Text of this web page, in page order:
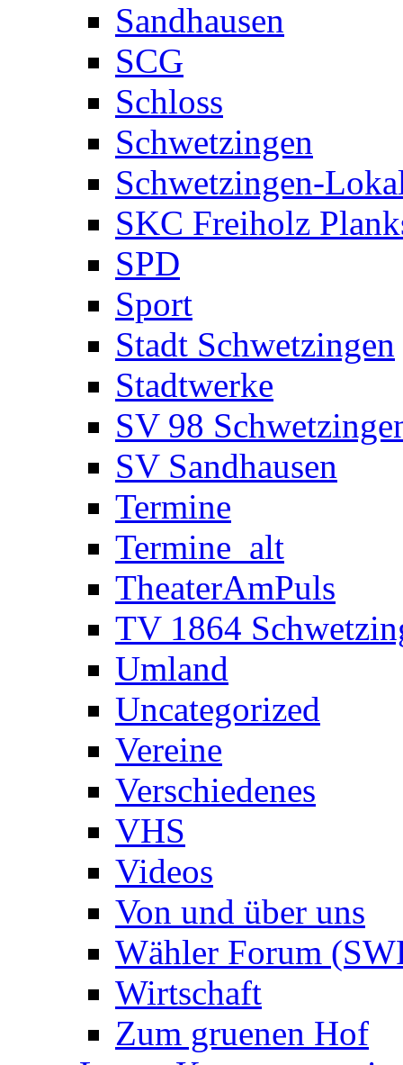
Sandhausen
SCG
Schloss
Schwetzingen
Schwetzingen-
SKC Freiholz
SPD
Sport
Stadt Schwetzingen
Stadtwerke
SV 98
SV Sandhausen
Termine
Termine_alt
TheaterAmPuls
TV 1864
Umland
Uncategorized
Vereine
Verschiedenes
VHS
Videos
Von und über uns
Wähler Forum
Wirtschaft
Zum gruenen Hof